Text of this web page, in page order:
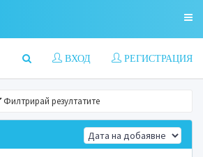
РЕГИСТРАЦИЯ
ВХОД
Филтрирай резултатите